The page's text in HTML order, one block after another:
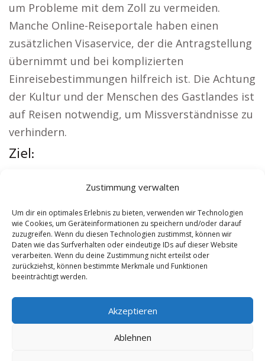
Zustimmung verwalten
Um dir ein optimales Erlebnis zu bieten, verwenden wir Technologien
wie Cookies, um Geräteinformationen zu speichern und/oder darauf
zuzugreifen. Wenn du diesen Technologien zustimmst, können wir
Daten wie das Surfverhalten oder eindeutige IDs auf dieser Website
verarbeiten. Wenn du deine Zustimmung nicht erteilst oder
zurückziehst, können bestimmte Merkmale und Funktionen
beeinträchtigt werden.
Akzeptieren
Ablehnen
um Probleme mit dem Zoll zu vermeiden.
Manche Online-Reiseportale haben einen
zusätzlichen Visaservice, der die Antragstellung
übernimmt und bei komplizierten
Einreisebestimmungen hilfreich ist. Die Achtung
der Kultur und der Menschen des Gastlandes ist
auf Reisen notwendig, um Missverständnisse zu
verhindern.
Ziel:
Autovermietung Bützow|Sicherheitsdienst
Bützow |Hauskauf Bützow|Hundeschule
Bützow|Schamane Bützow
Contents [show]
No tags for this post.